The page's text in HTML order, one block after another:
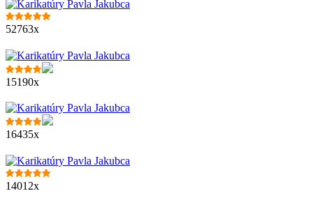
52763x
15190x
16435x
14012x